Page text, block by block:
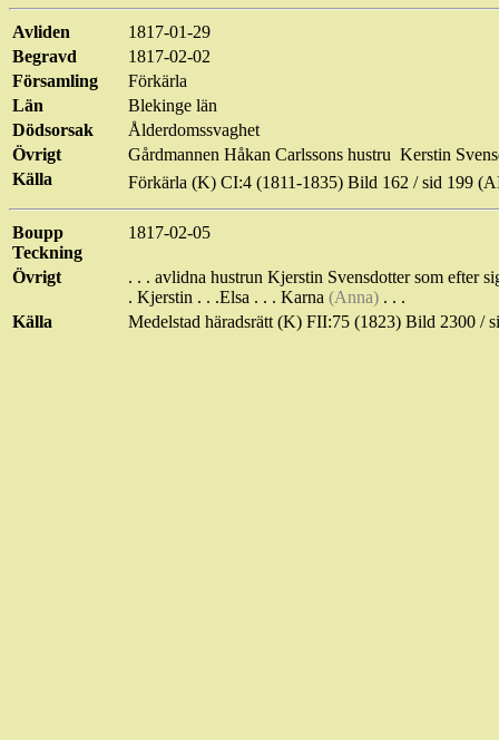
Avliden
1817-01-29
Begravd
1817-02-02
Församling
Förkärla
Län
Blekinge län
Dödsorsak
Ålderdomssvaghet
Övrigt
Gårdmannen Håkan Carlssons hustru Kerstin
Källa
Förkärla (K) CI:4 (1811-1835) Bild 162 / sid 199
Boupp
Teckning
1817-02-05
Övrigt
. . . avlidna hustrun Kjerstin Svensdotter som efter
. Kjerstin . . .Elsa . . . Karna (Anna) . . .
Källa
Medelstad häradsrätt (K) FII:75 (1823) Bild 2300 /